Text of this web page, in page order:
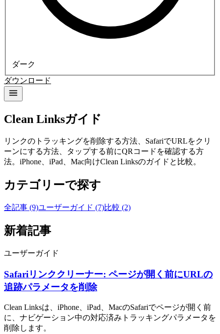
ダーク
ダウンロード
Clean Linksガイド
リンクのトラッキングを削除する方法、SafariでURLをクリ
ーンにする方法、タップする前にQRコードを確認する方
法。iPhone、iPad、Mac向けClean Linksのガイドと比較。
カテゴリーで探す
全記事 (9)ユーザーガイド (7)比較 (2)
新着記事
ユーザーガイド
Safariリンククリーナー: ページが開く前にURLの
追跡パラメータを削除
Clean Linksは、iPhone、iPad、MacのSafariでページが開く前
に、ナビゲーション中の対応済みトラッキングパラメータを
削除します。